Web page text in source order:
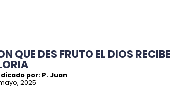
QUE DES FRUTO EL DIOS RECIBE
por: P. Juan
2025